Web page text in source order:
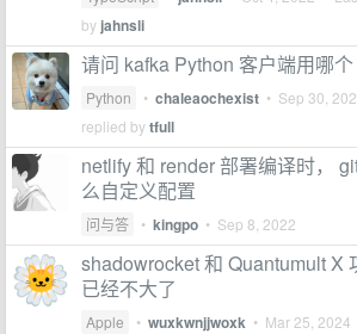
by jahnsli
请问 kafka Python 客户端用哪个
Python • chaleaochexist • Sep 30,
replied bytfull
netlify 和 render 部署编译时，
么自定义配置
问与答 • kingpo • Sep 8, 2022
shadowrocket 和 Quantumult X
已经不大了
Apple • wuxkwnjjwoxk • Mar 25, 2024